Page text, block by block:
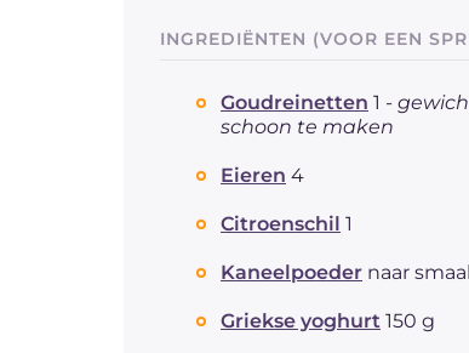
INGREDIËNTEN (VOOR EEN
Goudreinetten 1 -
schoon te maken
Eieren 4
Citroenschil 1
Kaneelpoeder naar
Griekse yoghurt 150 g